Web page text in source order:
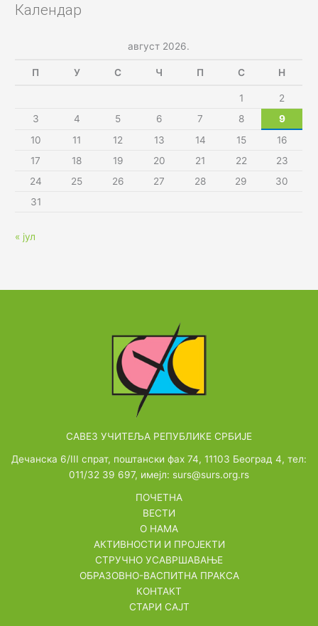
Календар
август 2026.
П У С Ч П С Н
1
2
3
4 5 6 7 8
9
10
11 12 13 14 15
16
17
18 19 20 21 22
23
24
25 26 27 28 29
30
31
« јул
САВЕЗ УЧИТЕЉА РЕПУБЛИКЕ СРБИЈЕ
Дечанска 6/III спрат, поштански фах 74, 11103 Београд 4, тел:
011/32 39 697, имејл: surs@surs.org.rs
ПОЧЕТНА
ВЕСТИ
О НАМА
АКТИВНОСТИ И ПРОЈЕКТИ
СТРУЧНО УСАВРШАВАЊЕ
ОБРАЗОВНО-ВАСПИТНА ПРАКСА
КОНТАКТ
СТАРИ САЈТ